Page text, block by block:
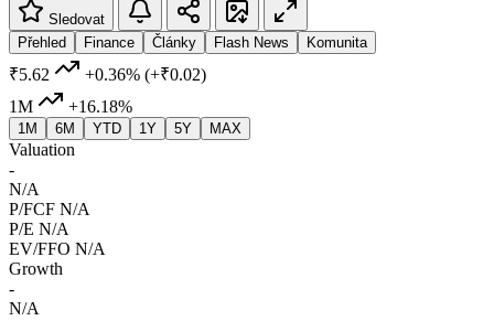
Sledovat
Přehled
Finance Články Flash News Komunita
₹5.62 +0.36% (+₹0.02)
1M
+16.18%
1M 6M YTD 1Y 5Y MAX
Valuation
-
N/A
P/FCF N/A
P/E N/A
EV/FFO N/A
Growth
-
N/A